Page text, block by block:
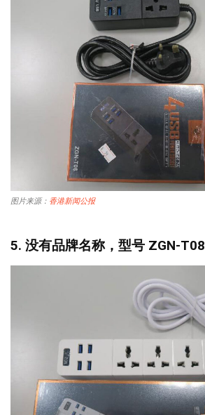
图片来源： 香港新闻公报
5. 没有品牌名称，型号 ZGN-T08